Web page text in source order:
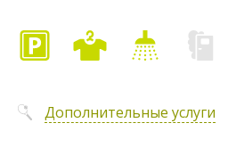
Дополнительные услуги